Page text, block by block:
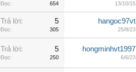
Đọc: 654 13/10/15
Trả lời: 5
Đọc: 305
hangoc97vt
25/8/23
Trả lời: 5
Đọc: 250
hongminhvt1997
6/6/23